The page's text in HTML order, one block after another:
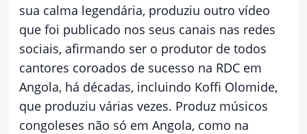
sua calma legendária, produziu outro vídeo
que foi publicado nos seus canais nas redes
sociais, afirmando ser o produtor de todos
cantores coroados de sucesso na RDC em
Angola, há décadas, incluindo Koffi Olomide,
que produziu várias vezes. Produz músicos
congoleses não só em Angola, como na